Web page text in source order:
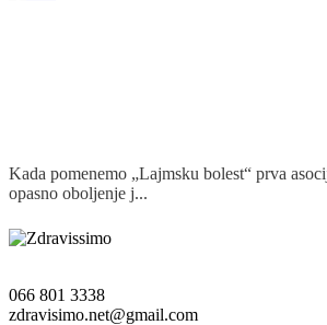
Kada pomenemo „Lajmsku bolest“ prva
opasno oboljenje j...
066 801 3338
zdravisimo.net@gmail.com